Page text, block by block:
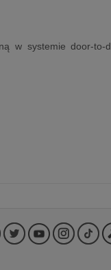
w systemie door-to-